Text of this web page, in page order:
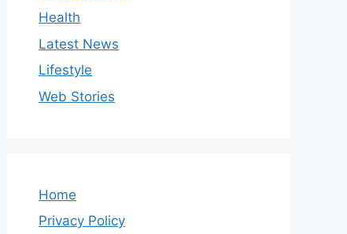
Health
Latest News
Lifestyle
Web Stories
Home
Privacy Policy